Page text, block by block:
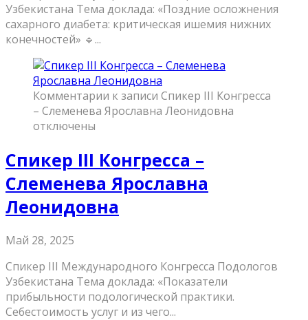
Узбекистана Тема доклада: «Поздние осложнения
сахарного диабета: критическая ишемия нижних
конечностей» 🔹...
Комментарии к записи Спикер III Конгресса
– Слеменева Ярославна Леонидовна
отключены
Спикер III Конгресса –
Слеменева Ярославна
Леонидовна
Май 28, 2025
Спикер III Международного Конгресса Подологов
Узбекистана Тема доклада: «Показатели
прибыльности подологической практики.
Себестоимость услуг и из чего...